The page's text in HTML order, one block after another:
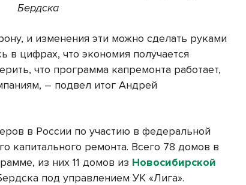
Бердска
и изменения эти можно сделать руками
в цифрах, что экономия получается
что программа капремонта работает,
– подвел итог Андрей
в России по участию в федеральной
капитального ремонта. Всего 78 домов в
из них 11 домов из Новосибирской
под управлением УК «Лига».